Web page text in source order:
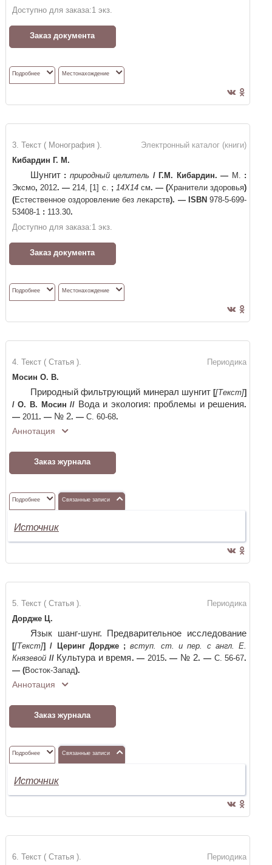
Доступно для заказа:1 экз.
Заказ документа
Подробнее Местонахождение
Электронный каталог (книги)
3. Текст ( Монография ).
Кибардин Г. М.
Шунгит : природный целитель / Г.М. Кибардин. — М. :
Эксмо, 2012. — 214, [1] с. ; 14X14см. — (Хранители здоровья)
(Естественное оздоровление без лекарств). — ISBN 978-5-699-
53408-1 : 113.30.
Доступно для заказа:1 экз.
Заказ документа
Подробнее Местонахождение
Периодика
4. Текст ( Статья ).
Мосин О. В.
Природный фильтрующий минерал шунгит [[Текст]]
/ О. В. Мосин // Вода и экология: проблемы и решения.
—2011. — № 2. —С. 60-68.
Аннотация
Заказ журнала
Подробнее Связанные записи
Источник
Периодика
5. Текст ( Статья ).
Дордже Ц.
Язык шанг-шунг. Предварительное исследование
[[Текст]] / Церинг Дордже ; вступ. ст. и пер. с англ. Е.
Князевой // Культура и время. — 2015. — № 2. —С. 56-67.
— (Восток-Запад).
Аннотация
Заказ журнала
Подробнее Связанные записи
Источник
Периодика
6. Текст ( Статья ).